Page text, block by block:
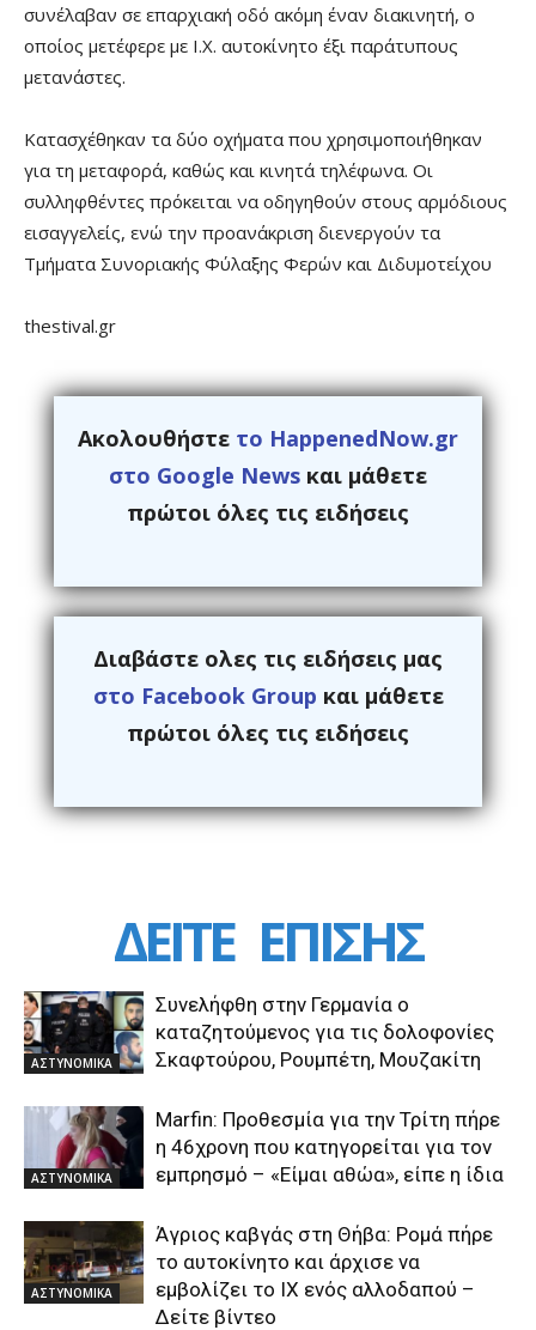
συνέλαβαν σε επαρχιακή οδό ακόμη έναν διακινητή, ο
οποίος μετέφερε με Ι.Χ. αυτοκίνητο έξι παράτυπους
μετανάστες.
Κατασχέθηκαν τα δύο οχήματα που χρησιμοποιήθηκαν
για τη μεταφορά, καθώς και κινητά τηλέφωνα. Οι
συλληφθέντες πρόκειται να οδηγηθούν στους αρμόδιους
εισαγγελείς, ενώ την προανάκριση διενεργούν τα
Τμήματα Συνοριακής Φύλαξης Φερών και Διδυμοτείχου
thestival.gr
Ακολουθήστε το HappenedNow.gr
στο Google News και μάθετε
πρώτοι όλες τις ειδήσεις
Διαβάστε ολες τις ειδήσεις μας
στο Facebook Group και μάθετε
πρώτοι όλες τις ειδήσεις
ΔΕΙΤΕ ΕΠΙΣΗΣ
ΑΣΤΥΝΟΜΙΚΑ
Συνελήφθη στην Γερμανία ο
καταζητούμενος για τις δολοφονίες
Σκαφτούρου, Ρουμπέτη, Μουζακίτη
ΑΣΤΥΝΟΜΙΚΑ
Marfin: Προθεσμία για την Τρίτη πήρε
η 46χρονη που κατηγορείται για τον
εμπρησμό – «Είμαι αθώα», είπε η ίδια
ΑΣΤΥΝΟΜΙΚΑ
Άγριος καβγάς στη Θήβα: Ρομά πήρε
το αυτοκίνητο και άρχισε να
εμβολίζει το ΙΧ ενός αλλοδαπού –
Δείτε βίντεο